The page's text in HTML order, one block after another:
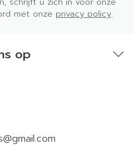
met onze privacy policy.
op
gmail.com